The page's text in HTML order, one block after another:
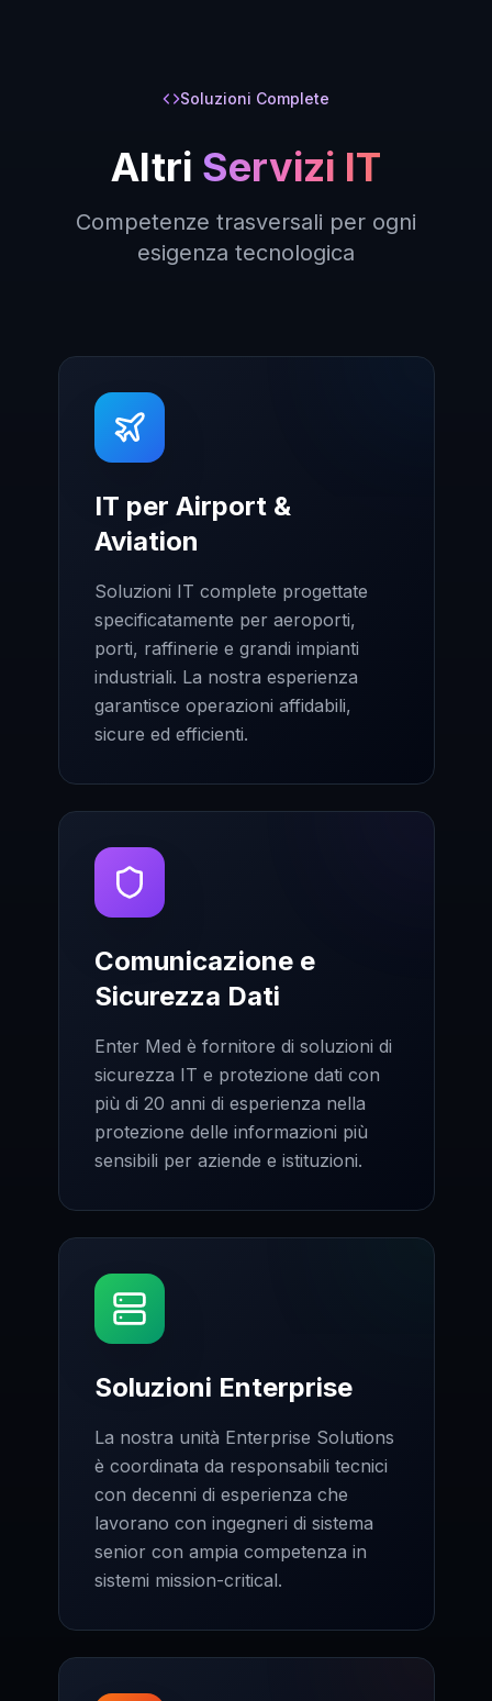
Soluzioni Complete
Altri Servizi IT
Competenze trasversali per ogni
esigenza tecnologica
IT per Airport &
Aviation
Soluzioni IT complete progettate
specificatamente per aeroporti,
porti, raffinerie e grandi impianti
industriali. La nostra esperienza
garantisce operazioni affidabili,
sicure ed efficienti.
Comunicazione e
Sicurezza Dati
Enter Med è fornitore di soluzioni di
sicurezza IT e protezione dati con
più di 20 anni di esperienza nella
protezione delle informazioni più
sensibili per aziende e istituzioni.
Soluzioni Enterprise
La nostra unità Enterprise Solutions
è coordinata da responsabili tecnici
con decenni di esperienza che
lavorano con ingegneri di sistema
senior con ampia competenza in
sistemi mission-critical.